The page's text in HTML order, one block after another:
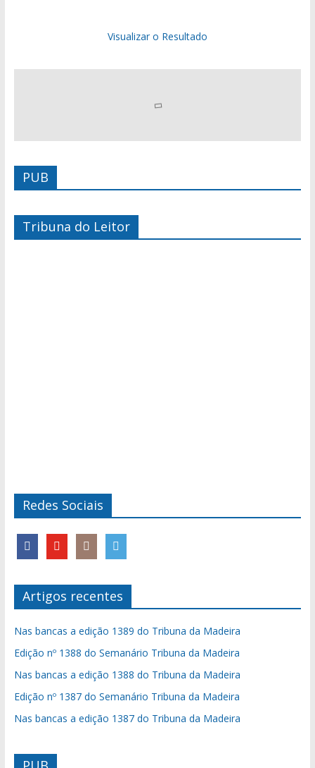
Visualizar o Resultado
PUB
Tribuna do Leitor
Redes Sociais
Artigos recentes
Nas bancas a edição 1389 do Tribuna da Madeira
Edição nº 1388 do Semanário Tribuna da Madeira
Nas bancas a edição 1388 do Tribuna da Madeira
Edição nº 1387 do Semanário Tribuna da Madeira
Nas bancas a edição 1387 do Tribuna da Madeira